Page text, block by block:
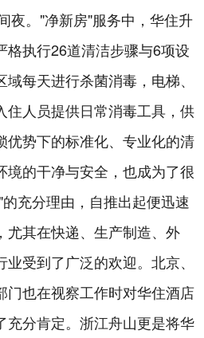
夜。"净新房"服务中，华住升
格执行26道清洁步骤与6项设
每天进行杀菌消毒，电梯、
住人员提供日常消毒工具，供
优势下的标准化、专业化的清
境的干净与安全，也成为了很
充分理由，自推出起便迅速
尤其在快递、生产制造、外
受到了广泛的欢迎。北京、
门也在视察工作时对华住酒店
充分肯定。浙江舟山更是将华